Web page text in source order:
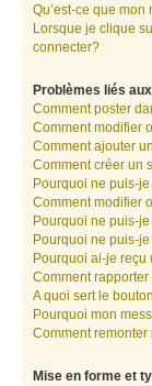
Qu’est-ce que
Lorsque je clique
connecter?
Problèmes liés
Comment poster
Comment modifier
Comment ajouter
Comment créer un
Pourquoi ne puis-
Comment modifier
Pourquoi ne puis-
Pourquoi ne puis-
Pourquoi ai-je reçu
Comment
A quoi sert le
Pourquoi mon
Comment remonter
Mise en forme et